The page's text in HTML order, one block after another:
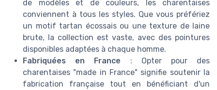
de modèles et de couleurs, les charentaises
conviennent à tous les styles. Que vous préfériez
un motif tartan écossais ou une texture de laine
brute, la collection est vaste, avec des pointures
disponibles adaptées à chaque homme.
Fabriquées en France : Opter pour des
charentaises "made in France" signifie soutenir la
fabrication française tout en bénéficiant d'un